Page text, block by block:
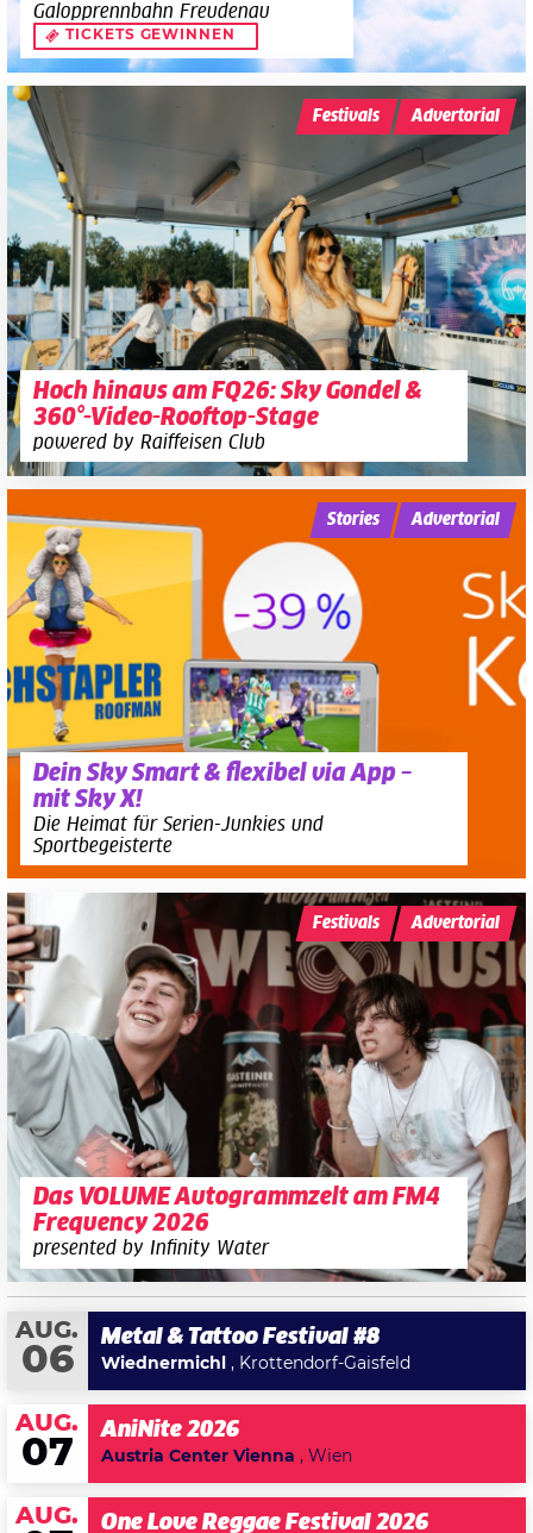
Galopprennbahn Freudenau
TICKETS GEWINNEN
Hoch hinaus am FQ26: Sky Gondel &
360°-Video-Rooftop-Stage
powered by Raiffeisen Club
Festivals Advertorial
Dein Sky Smart & flexibel via App –
mit Sky X!
Die Heimat für Serien-Junkies und
Sportbegeisterte
Stories Advertorial
Das VOLUME Autogrammzelt am FM4
Frequency 2026
presented by Infinity Water
Festivals Advertorial
AUG.
06
Metal & Tattoo Festival #8
Wiednermichl , Krottendorf-Gaisfeld
AUG.
07
AniNite 2026
Austria Center Vienna , Wien
AUG. One Love Reggae Festival 2026